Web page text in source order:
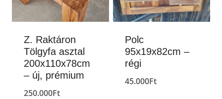
Z. Raktáron
Tölgyfa asztal
200x110x78cm
– új, prémium
250.000Ft
Polc
95x19x82cm –
régi
45.000Ft